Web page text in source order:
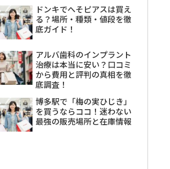
ドンキでへそピアスは買え
る？場所・種類・値段を徹
底ガイド！
アルバ歯科のインプラント
治療は本当に安い？口コミ
から費用と評判の真相を徹
底調査！
博多駅で「梅の実ひじき」
を買うならココ！迷わない
最強の販売場所と在庫情報